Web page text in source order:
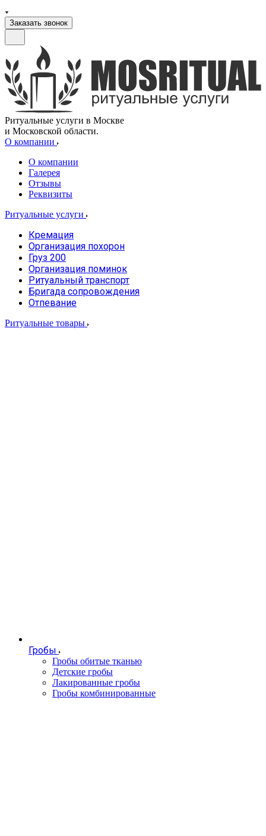
Заказать звонок
Ритуальные услуги в Москве
и Московской области.
О компании
О компании
Галерея
Отзывы
Реквизиты
Ритуальные услуги
Кремация
Организация похорон
Груз 200
Организация поминок
Ритуальный транспорт
Бригада сопровождения
Отпевание
Ритуальные товары
Гробы
Гробы обитые тканью
Детские гробы
Лакированные гробы
Гробы комбинированные